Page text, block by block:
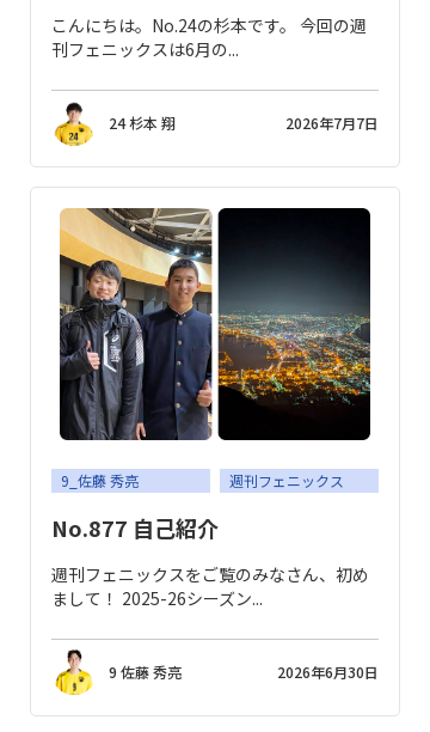
こんにちは。No.24の杉本です。 今回の週
刊フェニックスは6月の...
24 杉本 翔 2026年7月7日
9_佐藤 秀亮 週刊フェニックス
No.877 自己紹介
週刊フェニックスをご覧のみなさん、初め
まして！ 2025-26シーズン...
9 佐藤 秀亮 2026年6月30日